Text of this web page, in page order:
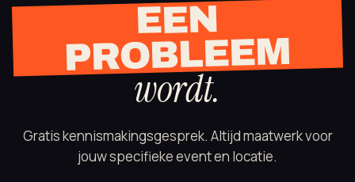
EEN
PROBLEEM
wordt.
Gratis kennismakingsgesprek. Altijd maatwerk voor
jouw specifieke event en locatie.